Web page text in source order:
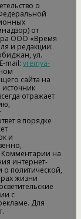
о
от
ООО «Время
и редакции:
ул.
mail: vremya-
сайта на
источник
отражает
в порядке
и
Комментарии на
интернет-
о политической,
жизни
с
Для